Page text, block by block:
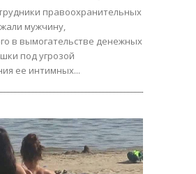
правоохранительных
мужчину,
в вымогательстве денежных
под угрозой
ее интимных...